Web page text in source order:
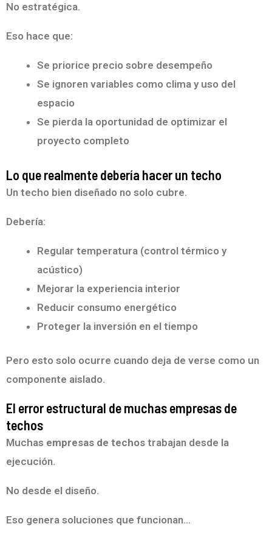
No estratégica.
Eso hace que:
Se priorice precio sobre desempeño
Se ignoren variables como clima y uso del
espacio
Se pierda la oportunidad de optimizar el
proyecto completo
Lo que realmente debería hacer un techo
Un techo bien diseñado no solo cubre.
Debería:
Regular temperatura (control térmico y
acústico)
Mejorar la experiencia interior
Reducir consumo energético
Proteger la inversión en el tiempo
Pero esto solo ocurre cuando deja de verse como un
componente aislado.
El error estructural de muchas empresas de
techos
Muchas empresas de techos trabajan desde la
ejecución.
No desde el diseño.
Eso genera soluciones que funcionan…